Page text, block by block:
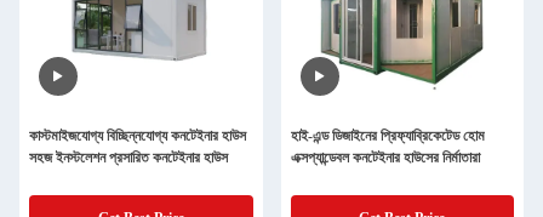
কাস্টমাইজযোগ্য বিচ্ছিন্নযোগ্য কনটেইনার হাউস
সহজ ইনস্টলেশন প্রসারিত কনটেইনার হাউস
হাই-এন্ড ডিজাইনের প্রিফ্যাব্রিকেটেড হোম
এক্সপ্যান্ডেবল কনটেইনার হাউসের নির্মাতারা